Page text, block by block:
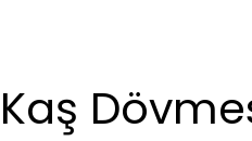
Kaş